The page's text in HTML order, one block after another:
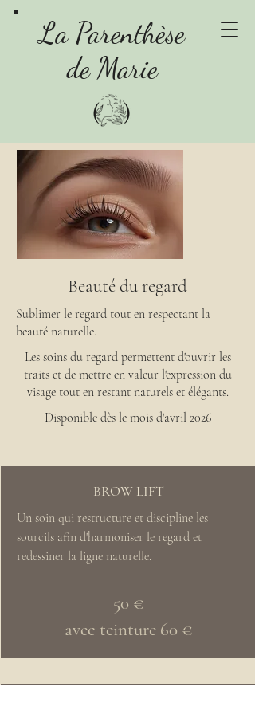
La Parenthèse
de Marie
Beauté du regard
Sublimer le regard tout en respectant la
beauté naturelle.
Les soins du regard permettent d'ouvrir les
traits et de mettre en valeur l'expression du
visage tout en restant naturels et élégants.
Disponible dès le mois d'avril 2026
BROW LIFT
Un soin qui restructure et discipline les
sourcils afin d'harmoniser le regard et
redessiner la ligne naturelle.
50 €
avec teinture 60 €